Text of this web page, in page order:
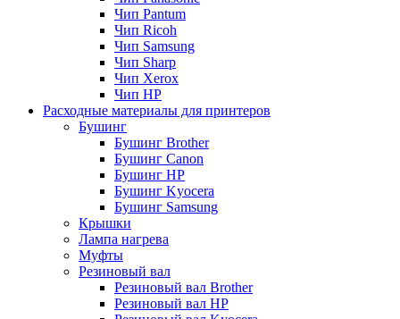
Чип Pantum
Чип Ricoh
Чип Samsung
Чип Sharp
Чип Xerox
Чип НР
Расходные материалы для принтеров
Бушинг
Бушинг Brother
Бушинг Canon
Бушинг HP
Бушинг Kyocera
Бушинг Samsung
Крышки
Лампа нагрева
Муфты
Резиновый вал
Резиновый вал Brother
Резиновый вал HP